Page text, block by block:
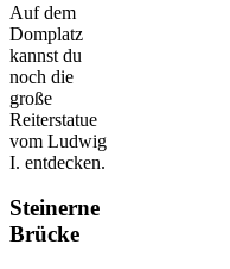
Auf dem
Domplatz
kannst du
noch die
große
Reiterstatue
vom Ludwig
I. entdecken.
Steinerne
Brücke